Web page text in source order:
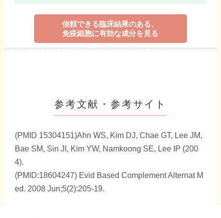
信頼できる臨床結果のある、
免疫細胞に有効な成分を見る
参考文献・参考サイト
(PMID 15304151)Ahn WS, Kim DJ, Chae GT, Lee JM,
Bae SM, Sin JI, Kim YW, Namkoong SE, Lee IP (200
4).
(PMID:18604247) Evid Based Complement Alternat M
ed. 2008 Jun;5(2):205-19.